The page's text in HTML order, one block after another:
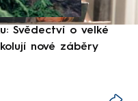
Svědectví o velké
nové záběry